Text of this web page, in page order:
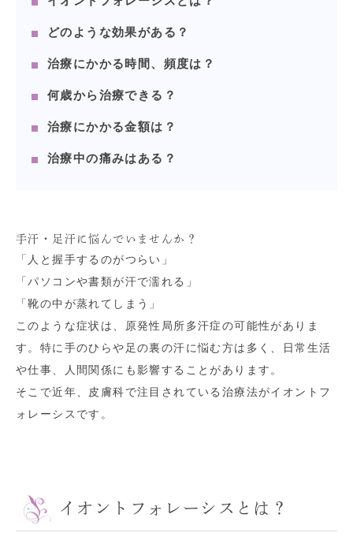
どのような効果がある？
治療にかかる時間、頻度は？
何歳から治療できる？
治療にかかる金額は？
治療中の痛みはある？
手汗・足汗に悩んでいませんか？
「人と握手するのがつらい」
「パソコンや書類が汗で濡れる」
「靴の中が蒸れてしまう」
このような症状は、原発性局所多汗症の可能性がありま
す。特に手のひらや足の裏の汗に悩む方は多く、日常生活
や仕事、人間関係にも影響することがあります。
そこで近年、皮膚科で注目されている治療法がイオントフ
ォレーシスです。
イオントフォレーシスとは？